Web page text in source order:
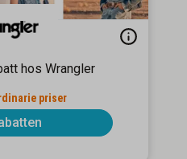
hos Wrangler
priser